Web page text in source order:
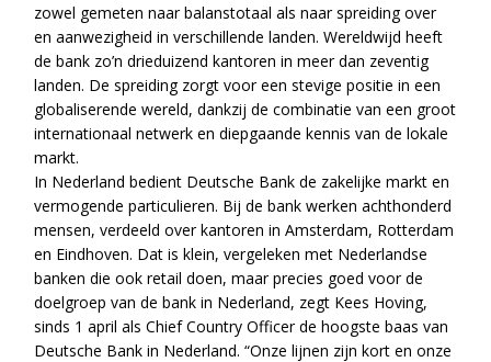
zowel gemeten naar balanstotaal als naar spreiding over
en aanwezigheid in verschillende landen. Wereldwijd heeft
de bank zo’n drieduizend kantoren in meer dan zeventig
landen. De spreiding zorgt voor een stevige positie in een
globaliserende wereld, dankzij de combinatie van een groot
internationaal netwerk en diepgaande kennis van de lokale
markt.
In Nederland bedient Deutsche Bank de zakelijke markt en
vermogende particulieren. Bij de bank werken achthonderd
mensen, verdeeld over kantoren in Amsterdam, Rotterdam
en Eindhoven. Dat is klein, vergeleken met Nederlandse
banken die ook retail doen, maar precies goed voor de
doelgroep van de bank in Nederland, zegt Kees Hoving,
sinds 1 april als Chief Country Officer de hoogste baas van
Deutsche Bank in Nederland. “Onze lijnen zijn kort en onze